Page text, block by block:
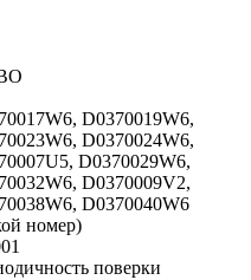
D0370019W6,
D0370024W6,
D0370029W6,
D0370009V2,
D0370040W6
номер)
поверки